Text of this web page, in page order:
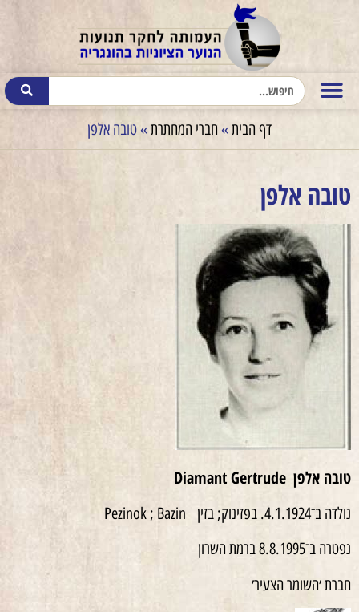
דף הבית»חברי המחתרת»טובה אלפן
טובה אלפן
טובה אלפן Diamant Gertrude
נולדה ב־4.1.1924. בפזינוק; בזין Pezinok ; Bazin
נפטרה ב־8.8.1995 ברמת השרון
חברת ׳השומר הצעיר׳